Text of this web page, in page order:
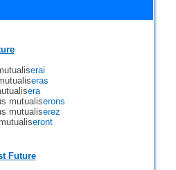
erai
eras
era
mutualiserons
mutualiserez
eront
Future